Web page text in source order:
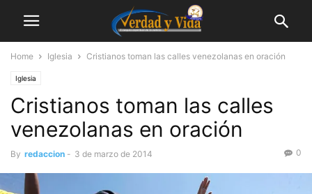
Home Iglesia Cristianos toman las calles venezolanas en oración
Iglesia
Cristianos toman las calles
venezolanas en oración
By redaccion - 3 de marzo de 2014 0